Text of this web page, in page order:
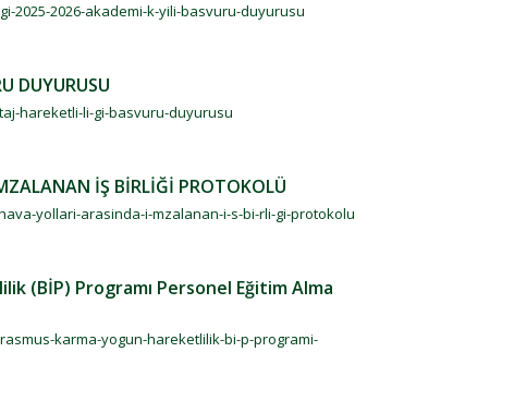
2026-akademi-k-yili-basvuru-duyurusu
DUYURUSU
hareketli-li-gi-basvuru-duyurusu
İŞ BİRLİĞİ PROTOKOLÜ
yollari-arasinda-i-mzalanan-i-s-bi-rli-gi-protokolu
(BİP) Programı Personel Eğitim Alma
karma-yogun-hareketlilik-bi-p-programi-